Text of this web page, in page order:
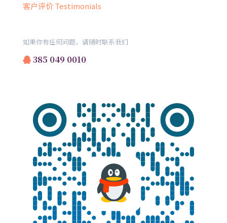
客户评价 Testimonials
如果你有任何问题，请随时联系我们
385 049 0010